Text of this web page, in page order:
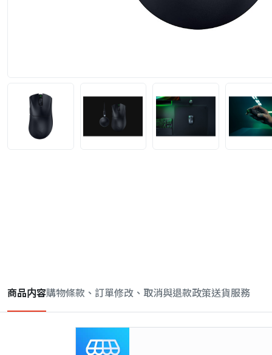
商品内容購物條款、訂單修改、取消與退款政策送貨服務